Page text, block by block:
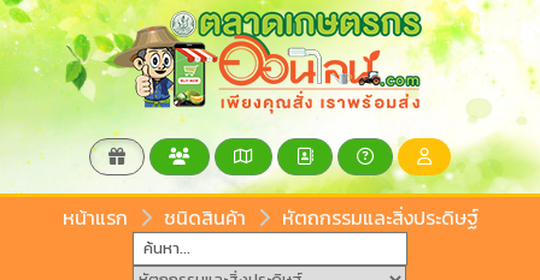
หน้าแรก ชนิดสินค้า หัตถกรรมและสิ่งประดิษฐ์